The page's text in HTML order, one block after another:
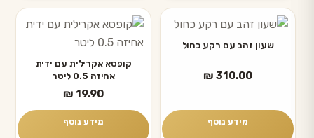
האפשרויות
בעמוד
המוצר
שעון זהב עם רקע כחול
₪ 310.00
מידע נוסף
קופסא אקרילית עם ידית
אחיזה 0.5 ליטר
₪ 19.90
מידע נוסף